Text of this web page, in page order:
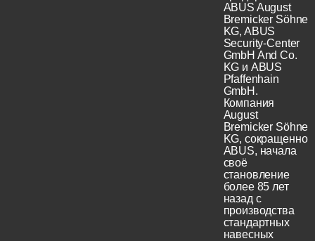
ABUS August
Bremicker Söhne
KG, ABUS
Security-Center
GmbH And Co.
KG и ABUS
Pfaffenhain
GmbH.
Компания
August
Bremicker Söhne
KG, сокращенно
ABUS, начала
своё
становление
более 85 лет
назад с
производства
стандартных
навесных